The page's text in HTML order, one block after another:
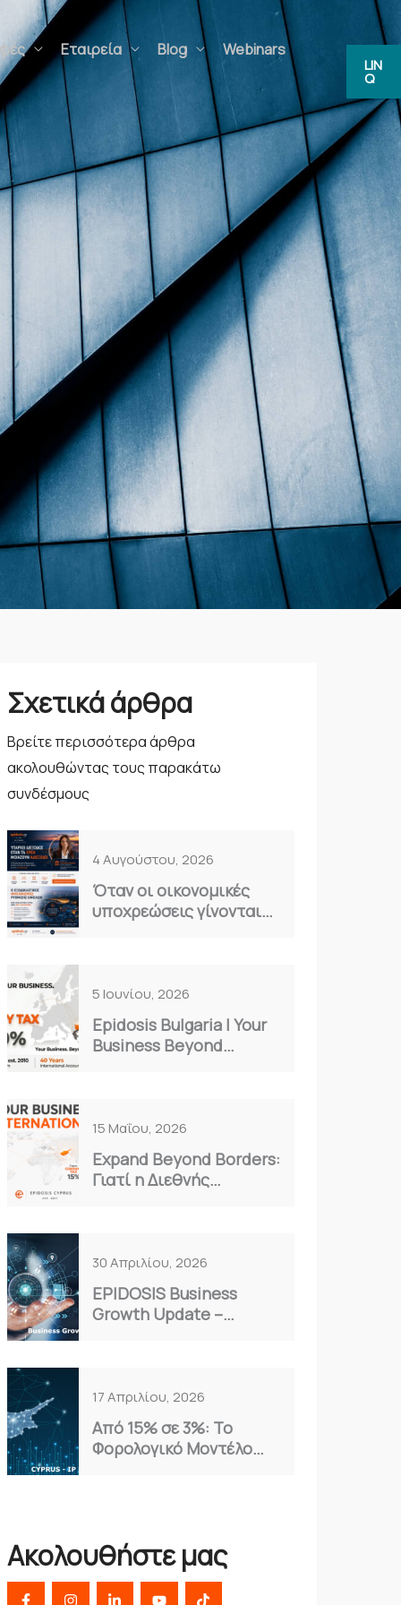
Εταιρεία Blog Webinars FAQs
LIN
Q
Σχετικά άρθρα
Βρείτε περισσότερα άρθρα
ακολουθώντας τους παρακάτω
συνδέσμους
4 Αυγούστου, 2026
Όταν οι οικονομικές
υποχρεώσεις γίνονται
5 Ιουνίου, 2026
Epidosis Bulgaria | Your
Business Beyond
15 Μαΐου, 2026
Expand Beyond Borders:
Γιατί η Διεθνής
30 Απριλίου, 2026
EPIDOSIS Business
Growth Update –
17 Απριλίου, 2026
Από 15% σε 3%: Το
Φορολογικό Μοντέλο
Ακολουθήστε μας
F I L Y T